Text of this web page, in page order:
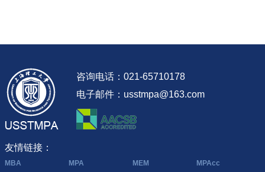
咨询电话：021-65710178
电子邮件：usstmpa@163.com
友情链接：
MBA MPA MEM MPAcc